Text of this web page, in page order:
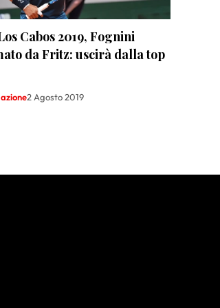
Cabos 2019, Fognini
da Fritz: uscirà dalla top
2 Agosto 2019